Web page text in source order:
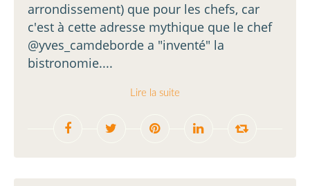
arrondissement) que pour les chefs, car
c'est à cette adresse mythique que le chef
@yves_camdeborde a "inventé" la
bistronomie....
Lire la suite